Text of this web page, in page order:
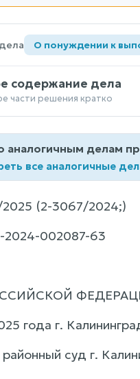
О понуждении к
содержание дела
части решения кратко
аналогичным делам
все аналогичные
(2-3067/2024;)
2024-002087-63
года г.
суд г.